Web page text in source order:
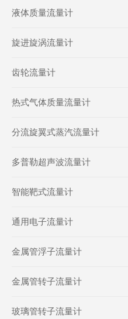
液体质量流量计
旋进旋涡流量计
齿轮流量计
热式气体质量流量计
分流旋翼式蒸汽流量计
多普勒超声波流量计
智能靶式流量计
通用电子流量计
金属管浮子流量计
金属管转子流量计
玻璃管转子流量计